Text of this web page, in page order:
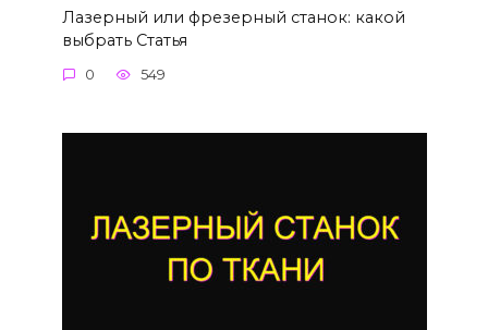
Лазерный или фрезерный станок: какой
выбрать Статья
0 549